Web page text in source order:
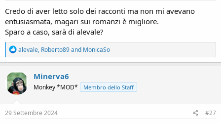
Credo di aver letto solo dei racconti ma non mi avevano
entusiasmata, magari sui romanzi è migliore.
Sparo a caso, sarà di alevale?
R
e
a
c
t
i
o
n
s
alevale, Roberto89and MonicaSo
Minerva6
Monkey *MOD* Membro dello Staff
29 Settembre 2024 #27